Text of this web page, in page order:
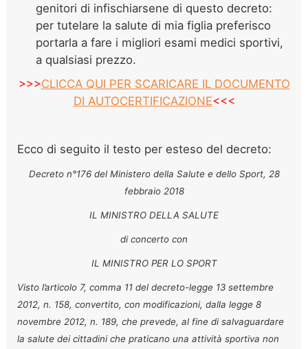
genitori di infischiarsene di questo decreto:
per tutelare la salute di mia figlia preferisco
portarla a fare i migliori esami medici sportivi,
a qualsiasi prezzo.
>>>CLICCA QUI PER SCARICARE IL DOCUMENTO
DI AUTOCERTIFICAZIONE<<<
Ecco di seguito il testo per esteso del decreto:
Decreto n°176 del Ministero della Salute e dello Sport, 28
febbraio 2018
IL MINISTRO DELLA SALUTE
di concerto con
IL MINISTRO PER LO SPORT
Visto l’articolo 7, comma 11 del decreto-legge 13 settembre
2012, n. 158, convertito, con modificazioni, dalla legge 8
novembre 2012, n. 189, che prevede, al fine di salvaguardare
la salute dei cittadini che praticano una attività sportiva non